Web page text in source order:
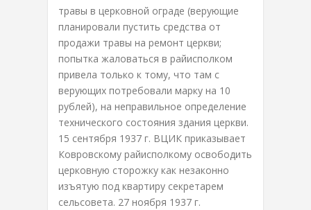
травы в церковной ограде (верующие
планировали пустить средства от
продажи травы на ремонт церкви;
попытка жаловаться в райисполком
привела только к тому, что там с
верующих потребовали марку на 10
рублей), на неправильное определение
технического состояния здания церкви.
15 сентября 1937 г. ВЦИК приказывает
Ковровскому райисполкому освободить
церковную сторожку как незаконно
изъятую под квартиру секретарем
сельсовета. 27 ноября 1937 г.